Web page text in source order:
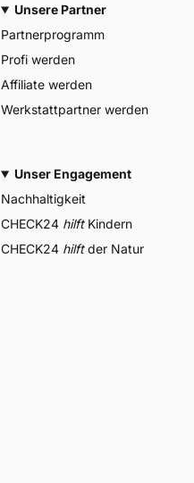
Unsere Partner
Partnerprogramm
Profi werden
Affiliate werden
Werkstattpartner werden
Unser Engagement
Nachhaltigkeit
CHECK24 hilftKindern
CHECK24 hilftder Natur